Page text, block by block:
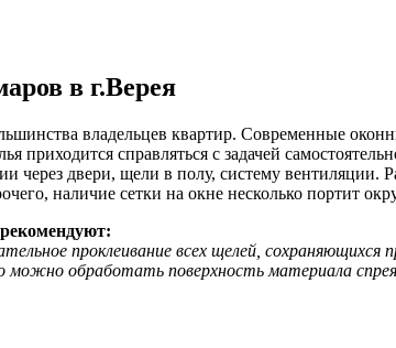
в г.Верея
владельцев квартир. Современные
приходится справляться с задачей
через двери, щели в полу, систему
наличие сетки на окне несколько портит
проклеивание всех щелей,
можно обработать поверхность материала